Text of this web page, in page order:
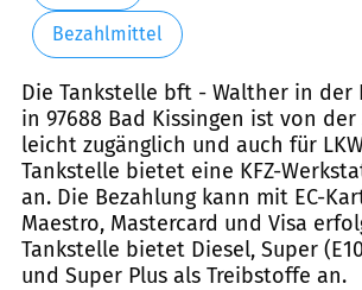
Bezahlmittel
Die Tankstelle bft - Walther in der
in 97688 Bad Kissingen ist von der
leicht zugänglich und auch für
Tankstelle bietet eine KFZ-
an. Die Bezahlung kann mit EC-
Maestro, Mastercard und Visa
Tankstelle bietet Diesel, Super
und Super Plus als Treibstoffe an.